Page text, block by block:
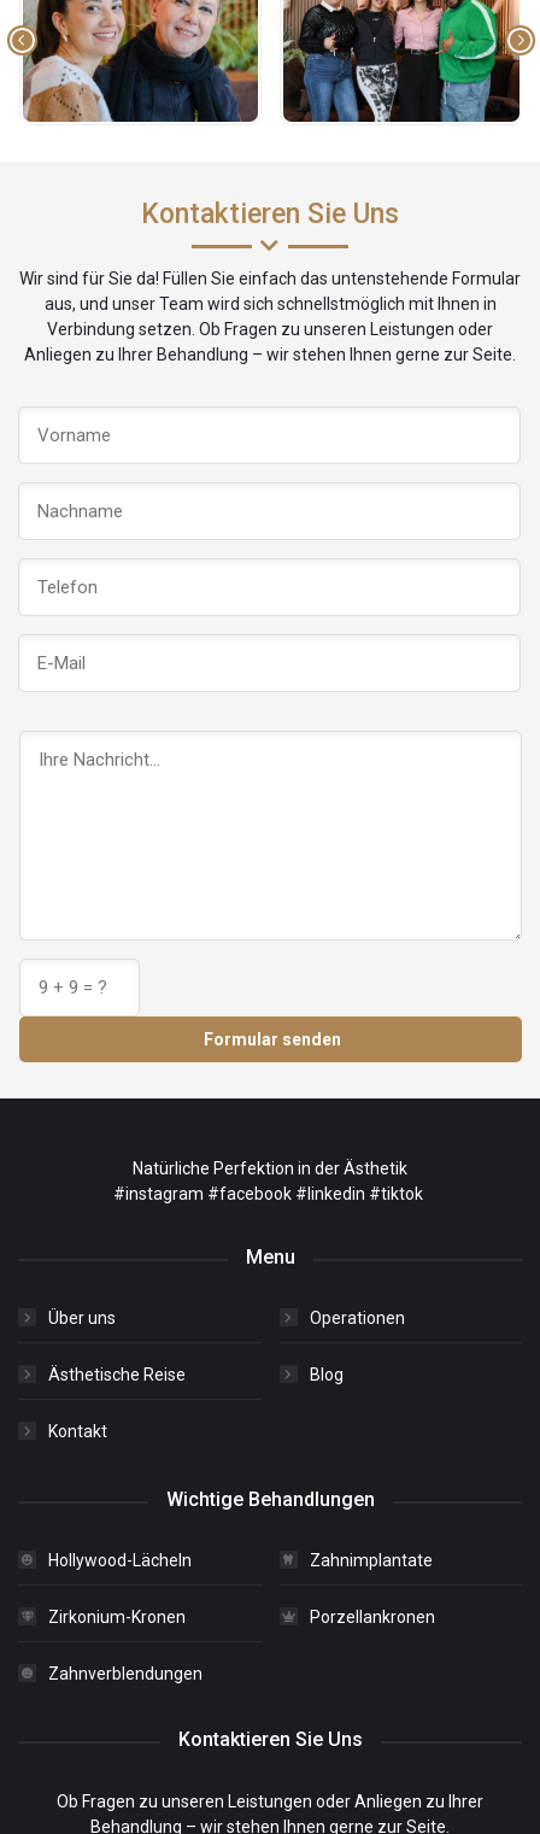
Kontaktieren Sie Uns
Wir sind für Sie da! Füllen Sie einfach das untenstehende Formular
aus, und unser Team wird sich schnellstmöglich mit Ihnen in
Verbindung setzen. Ob Fragen zu unseren Leistungen oder
Anliegen zu Ihrer Behandlung – wir stehen Ihnen gerne zur Seite.
Formular senden
Natürliche Perfektion in der Ästhetik
#instagram #facebook #linkedin #tiktok
Menu
Über uns Operationen
Ästhetische Reise Blog
Kontakt
Wichtige Behandlungen
Hollywood-Lächeln Zahnimplantate
Zirkonium-Kronen Porzellankronen
Zahnverblendungen
Kontaktieren Sie Uns
Ob Fragen zu unseren Leistungen oder Anliegen zu Ihrer
Behandlung – wir stehen Ihnen gerne zur Seite.